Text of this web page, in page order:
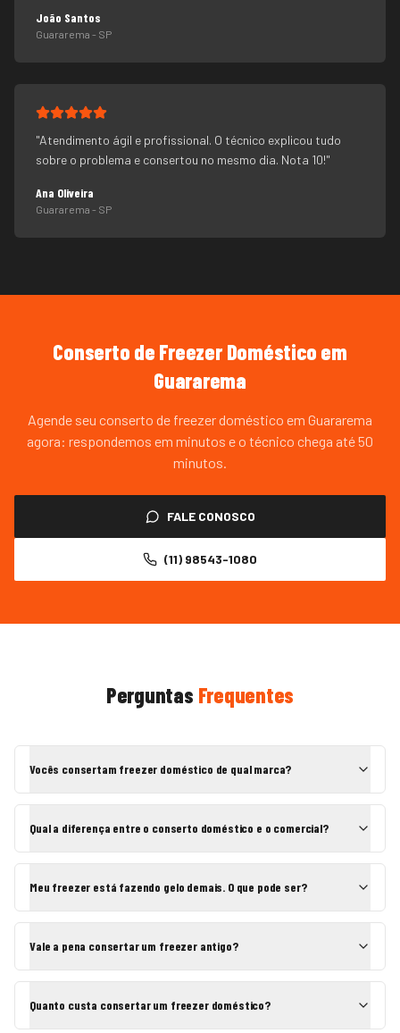
João Santos
Guararema - SP
"Atendimento ágil e profissional. O técnico explicou tudo
sobre o problema e consertou no mesmo dia. Nota 10!"
Ana Oliveira
Guararema - SP
Conserto de Freezer Doméstico em
Guararema
Agende seu conserto de freezer doméstico em Guararema
agora: respondemos em minutos e o técnico chega até 50
minutos.
FALE CONOSCO
(11) 98543-1080
Perguntas Frequentes
Vocês consertam freezer doméstico de qual marca?
Qual a diferença entre o conserto doméstico e o comercial?
Meu freezer está fazendo gelo demais. O que pode ser?
Vale a pena consertar um freezer antigo?
Quanto custa consertar um freezer doméstico?